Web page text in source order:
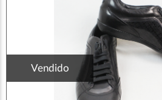
Vendido